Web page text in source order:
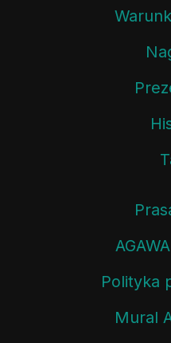
Polityka
Mural